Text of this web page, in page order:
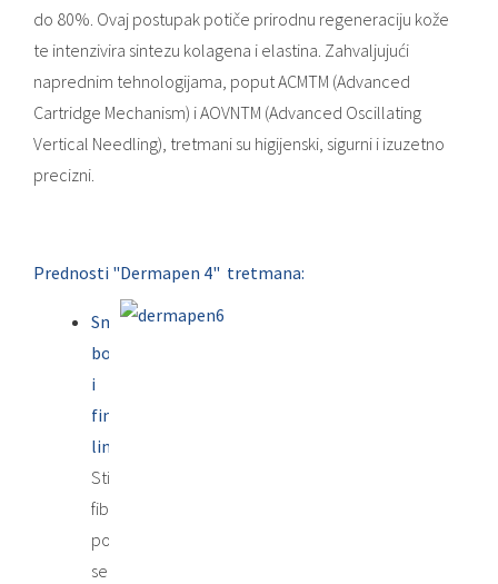
do 80%. Ovaj postupak potiče prirodnu regeneraciju kože
te intenzivira sintezu kolagena i elastina. Zahvaljujući
naprednim tehnologijama, poput ACMTM (Advanced
Cartridge Mechanism) i AOVNTM (Advanced Oscillating
Vertical Needling), tretmani su higijenski, sigurni i izuzetno
precizni.
Prednosti "Dermapen 4" tretmana:
Smanjenje
bora
i
finih
linija:
Stimulacijom
fibroblasta
povećava
se